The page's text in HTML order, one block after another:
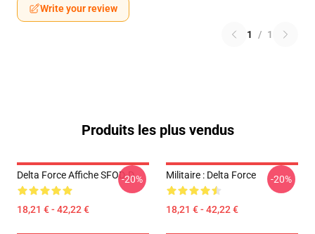
Write your review
1 / 1
Produits les plus vendus
Delta Force Affiche SFOD-D
18,21 € - 42,22 €
-20% Militaire : Delta Force
18,21 € - 42,22 €
-20%